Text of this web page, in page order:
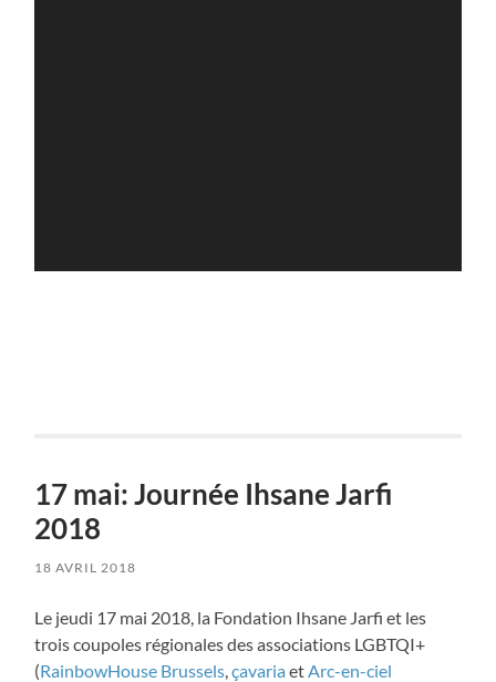
17 mai: Journée Ihsane Jarfi
2018
18 AVRIL 2018
Le jeudi 17 mai 2018, la Fondation Ihsane Jarfi et les
trois coupoles régionales des associations LGBTQI+
(RainbowHouse Brussels ,çavariaet Arc-en-ciel